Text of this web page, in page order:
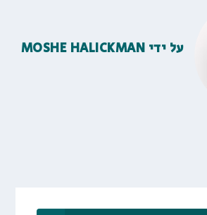
על ידי MOSHE HALICKMAN